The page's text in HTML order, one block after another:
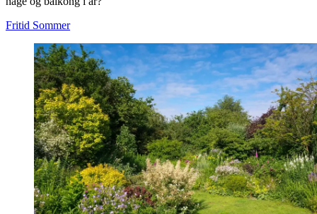
Fritid Sommer